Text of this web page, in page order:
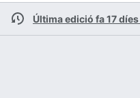
Última edició fa 17 díes